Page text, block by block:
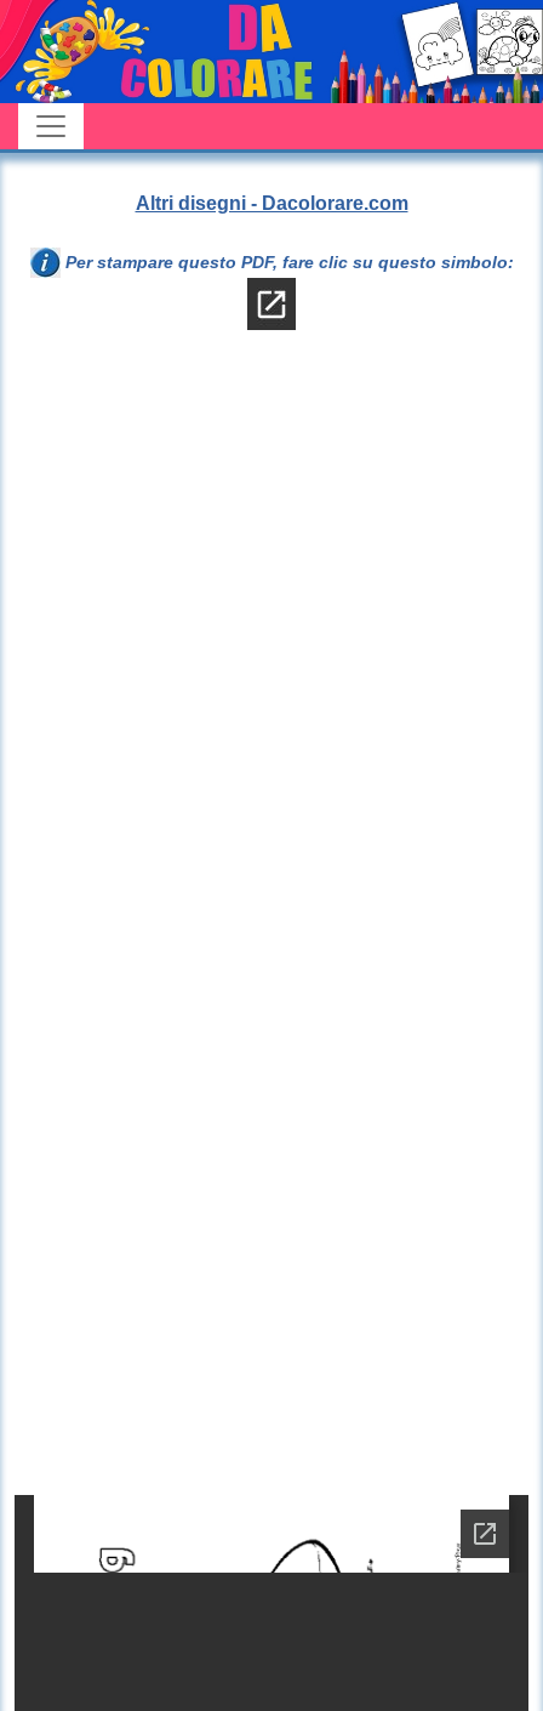
Altri disegni - Dacolorare.com
Per stampare questo PDF, fare clic su questo simbolo: